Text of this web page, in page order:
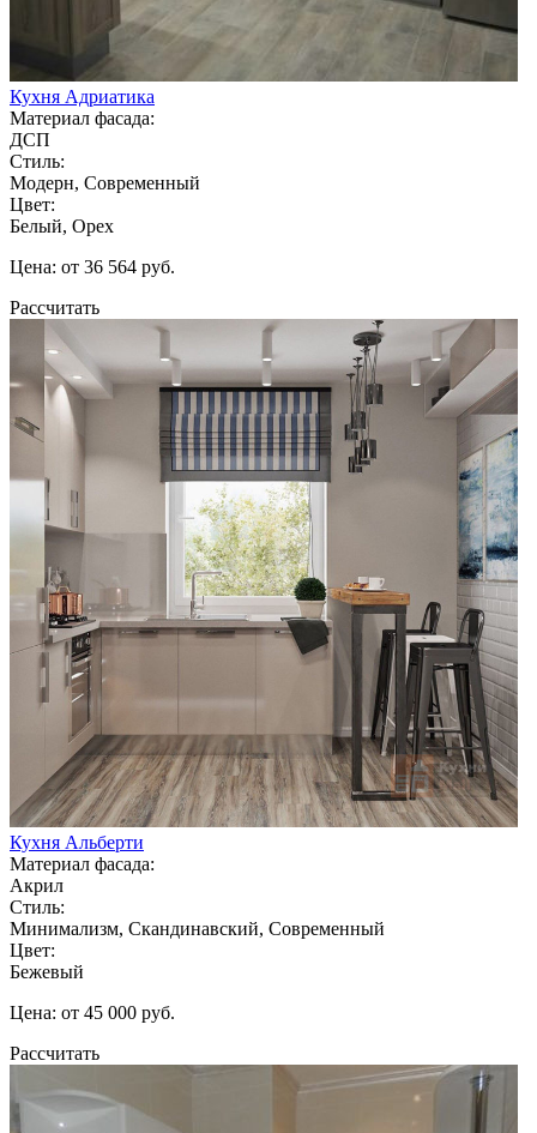
Кухня Адриатика
Материал фасада:
ДСП
Стиль:
Модерн, Современный
Цвет:
Белый, Орех
Цена: от 36 564 руб.
Рассчитать
Кухня Альберти
Материал фасада:
Акрил
Стиль:
Минимализм, Скандинавский, Современный
Цвет:
Бежевый
Цена: от 45 000 руб.
Рассчитать